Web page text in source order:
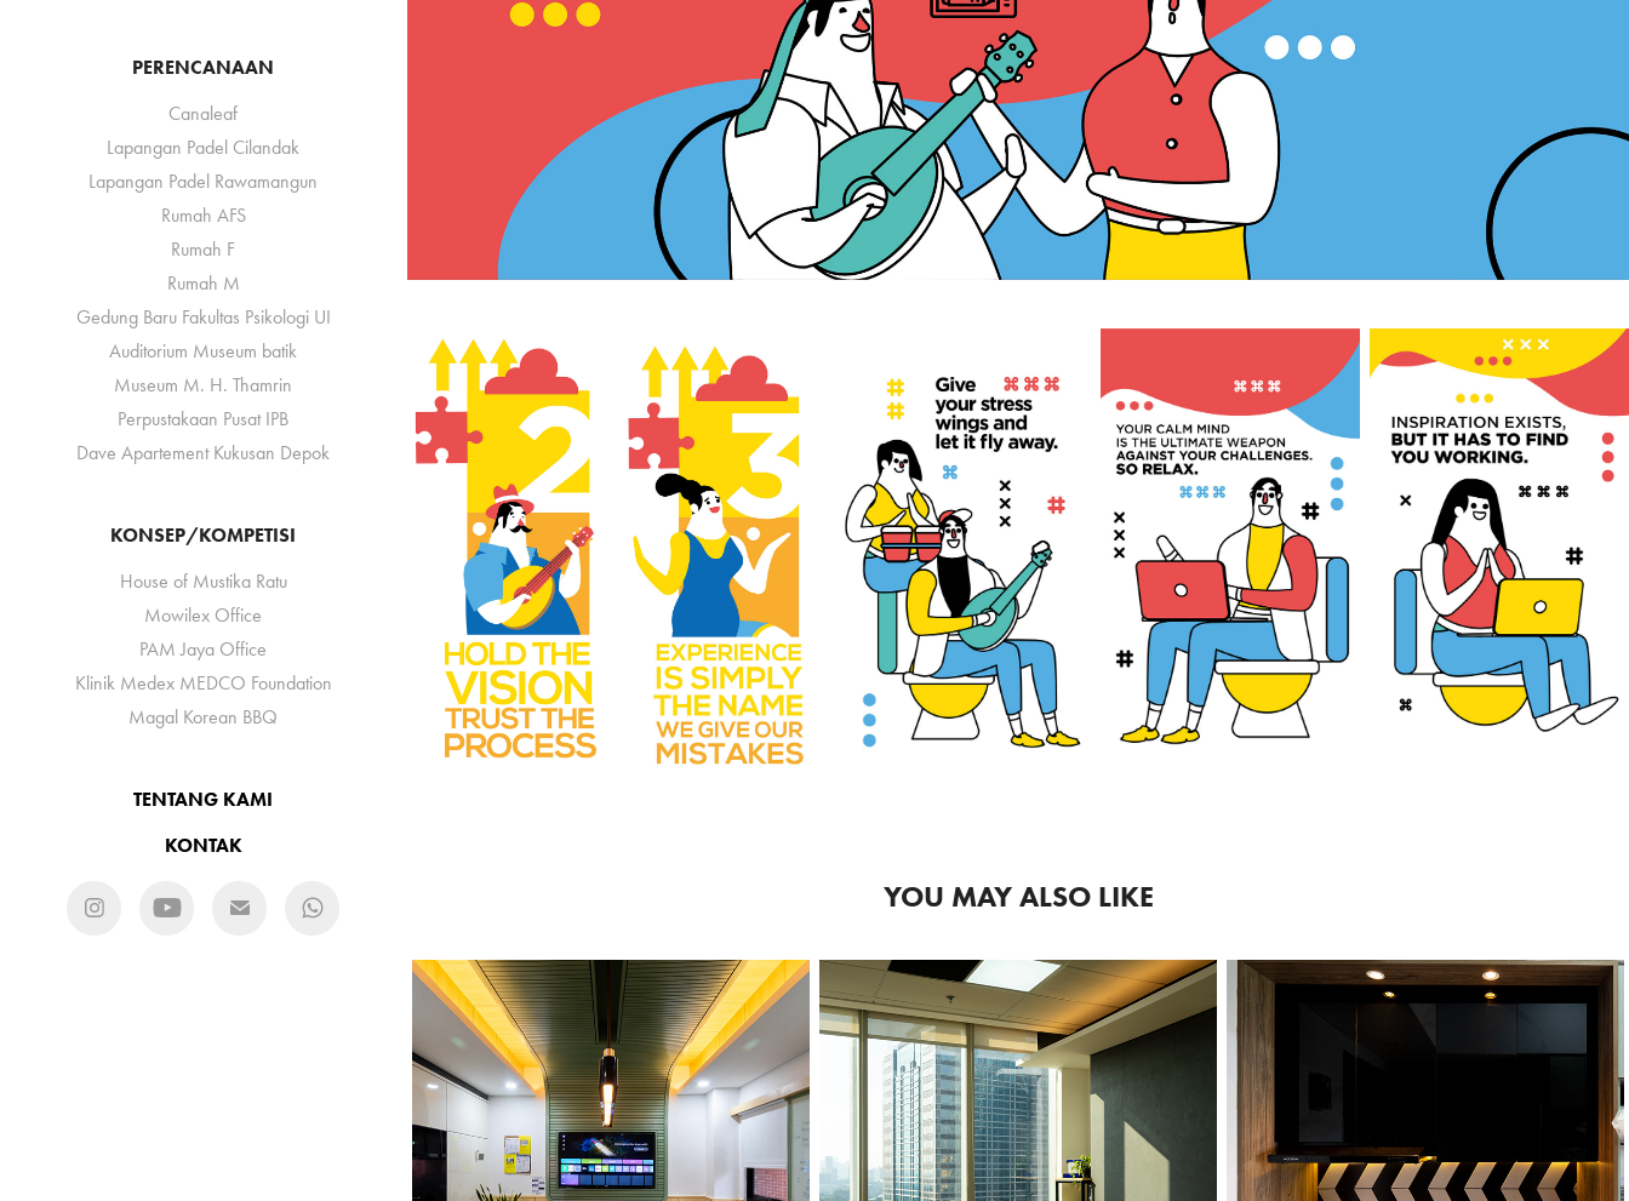
PERENCANAAN
Canaleaf
Lapangan Padel Cilandak
Lapangan Padel Rawamangun
Rumah AFS
Rumah F
Rumah M
Gedung Baru Fakultas Psikologi UI
Auditorium Museum batik
Museum M. H. Thamrin
Perpustakaan Pusat IPB
Dave Apartement Kukusan Depok
KONSEP/KOMPETISI
House of Mustika Ratu
Mowilex Office
PAM Jaya Office
Klinik Medex MEDCO Foundation
Magal Korean BBQ
TENTANG KAMI
KONTAK
YOU MAY ALSO LIKE
2025
KELOMPOK
RISET LALU
LINTAS
2023
WPD
INDONESIA
2019
APARTEMEN
CASA DE